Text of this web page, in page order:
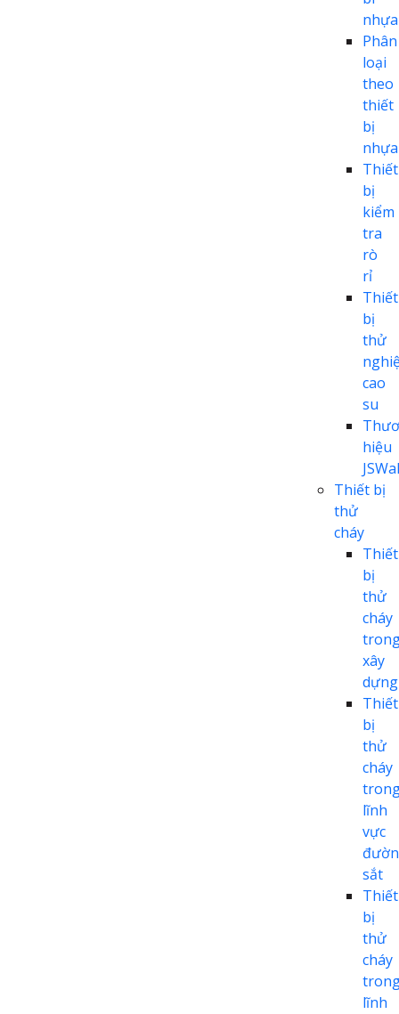
nhựa
Phân
loại
theo
thiết
bị
nhựa
Thiết
bị
kiểm
tra
rò
rỉ
Thiết
bị
thử
cao
su
hiệu
Thiết bị
thử
cháy
Thiết
bị
thử
cháy
xây
dựng
Thiết
bị
thử
cháy
lĩnh
vực
sắt
Thiết
bị
thử
cháy
lĩnh